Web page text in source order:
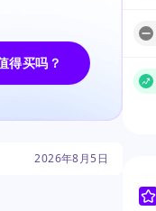
得买吗？
2026年8月5日